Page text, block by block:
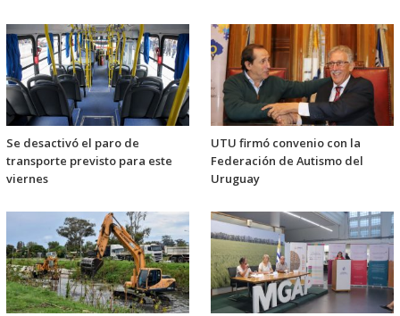
Se desactivó el paro de
transporte previsto para este
viernes
UTU firmó convenio con la
Federación de Autismo del
Uruguay